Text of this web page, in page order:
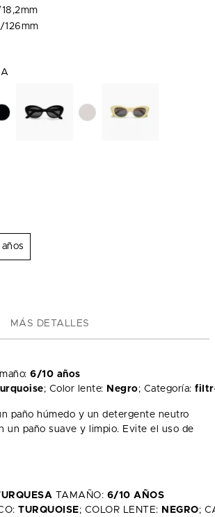
126mm
MÁS DETALLES
6/10 años
; Color lente: Negro; Categoría:
paño húmedo y un detergente neutro
un paño suave y limpio. Evite el uso de
TAMAÑO: 6/10 AÑOS
TURQUOISE; COLOR LENTE: NEGRO;